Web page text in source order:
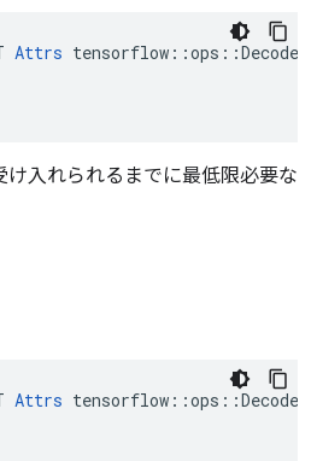
Attrs
入れられるまでに最低限必要な
Attrs